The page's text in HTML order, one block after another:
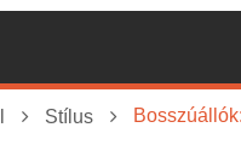
Stílus